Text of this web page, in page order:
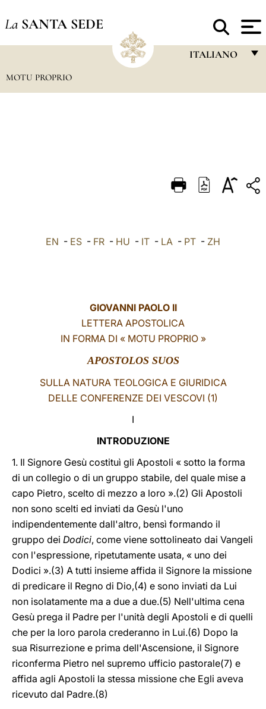
La SANTA SEDE
ITALIANO
DEUTSCH
العربيّة
MOTU PROPRIO
EN - ES - FR - HU - IT - LA - PT - ZH
GIOVANNI PAOLO II
LETTERA APOSTOLICA
IN FORMA DI « MOTU PROPRIO »
APOSTOLOS SUOS
SULLA NATURA TEOLOGICA E GIURIDICA
DELLE CONFERENZE DEI VESCOVI (1)
I
INTRODUZIONE
1. Il Signore Gesù costituì gli Apostoli « sotto la forma
di un collegio o di un gruppo stabile, del quale mise a
capo Pietro, scelto di mezzo a loro ».(2) Gli Apostoli
non sono scelti ed inviati da Gesù l'uno
indipendentemente dall'altro, bensì formando il
gruppo dei Dodici, come viene sottolineato dai Vangeli
con l'espressione, ripetutamente usata, « uno dei
Dodici ».(3) A tutti insieme affida il Signore la missione
di predicare il Regno di Dio,(4) e sono inviati da Lui
non isolatamente ma a due a due.(5) Nell'ultima cena
Gesù prega il Padre per l'unità degli Apostoli e di quelli
che per la loro parola crederanno in Lui.(6) Dopo la
sua Risurrezione e prima dell'Ascensione, il Signore
riconferma Pietro nel supremo ufficio pastorale(7) e
affida agli Apostoli la stessa missione che Egli aveva
ricevuto dal Padre.(8)